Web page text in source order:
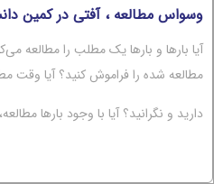
وسواس مطالعه ، آفتی در کمین
آیا بارها و بارها یک مطلب را مطالعه
مطالعه شده را فراموش کنید؟ آیا وقت
دارید و نگرانید؟ آیا با وجود بارها
می‌شوند؟ اگر جواب‌تان مثبت است، باید